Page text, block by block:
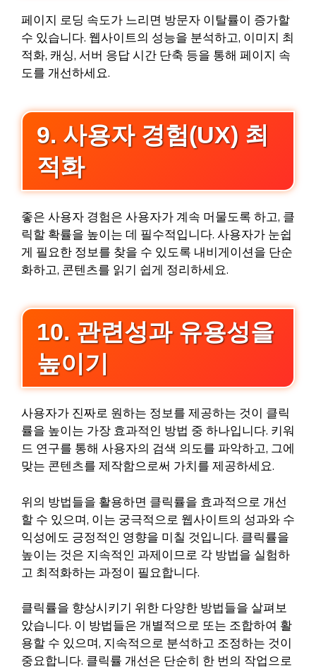
페이지 로딩 속도가 느리면 방문자 이탈률이 증가할
수 있습니다. 웹사이트의 성능을 분석하고, 이미지 최
적화, 캐싱, 서버 응답 시간 단축 등을 통해 페이지 속
도를 개선하세요.
9. 사용자 경험(UX) 최
적화
좋은 사용자 경험은 사용자가 계속 머물도록 하고, 클
릭할 확률을 높이는 데 필수적입니다. 사용자가 눈쉽
게 필요한 정보를 찾을 수 있도록 내비게이션을 단순
화하고, 콘텐츠를 읽기 쉽게 정리하세요.
10. 관련성과 유용성을
높이기
사용자가 진짜로 원하는 정보를 제공하는 것이 클릭
률을 높이는 가장 효과적인 방법 중 하나입니다. 키워
드 연구를 통해 사용자의 검색 의도를 파악하고, 그에
맞는 콘텐츠를 제작함으로써 가치를 제공하세요.
위의 방법들을 활용하면 클릭률을 효과적으로 개선
할 수 있으며, 이는 궁극적으로 웹사이트의 성과와 수
익성에도 긍정적인 영향을 미칠 것입니다. 클릭률을
높이는 것은 지속적인 과제이므로 각 방법을 실험하
고 최적화하는 과정이 필요합니다.
클릭률을 향상시키기 위한 다양한 방법들을 살펴보
았습니다. 이 방법들은 개별적으로 또는 조합하여 활
용할 수 있으며, 지속적으로 분석하고 조정하는 것이
중요합니다. 클릭률 개선은 단순히 한 번의 작업으로